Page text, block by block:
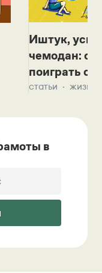
Иштук,
чемодан:
поиграть с
статьи жизнь
в